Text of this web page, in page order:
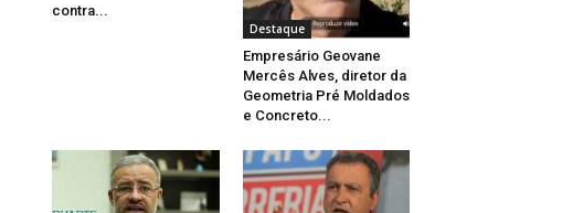
contra...
Destaque
Empresário Geovane
Mercês Alves, diretor da
Geometria Pré Moldados
e Concreto...